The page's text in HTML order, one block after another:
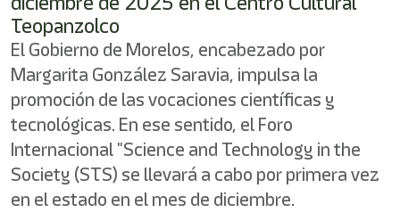
contenido.
Teopanzolco
El Gobierno de Morelos, encabezado por
Margarita González Saravia, impulsa la
promoción de las vocaciones científicas y
tecnológicas. En ese sentido, el Foro
Internacional "Science and Technology in the
Society (STS) se llevará a cabo por primera vez
en el estado en el mes de diciembre.